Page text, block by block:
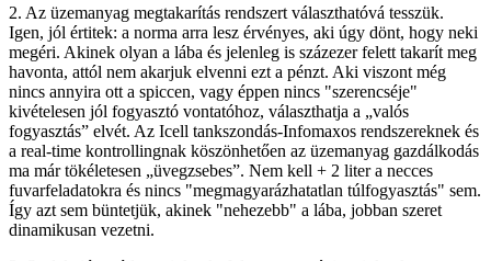
2. Az üzemanyag megtakarítás rendszert választhatóvá tesszük.
Igen, jól értitek: a norma arra lesz érvényes, aki úgy dönt, hogy neki
megéri. Akinek olyan a lába és jelenleg is százezer felett takarít meg
havonta, attól nem akarjuk elvenni ezt a pénzt. Aki viszont még
nincs annyira ott a spiccen, vagy éppen nincs "szerencséje"
kivételesen jól fogyasztó vontatóhoz, választhatja a „valós
fogyasztás” elvét. Az Icell tankszondás-Infomaxos rendszereknek és
a real-time kontrollingnak köszönhetően az üzemanyag gazdálkodás
ma már tökéletesen „üvegzsebes”. Nem kell + 2 liter a necces
fuvarfeladatokra és nincs "megmagyarázhatatlan túlfogyasztás" sem.
Így azt sem büntetjük, akinek "nehezebb" a lába, jobban szeret
dinamikusan vezetni.